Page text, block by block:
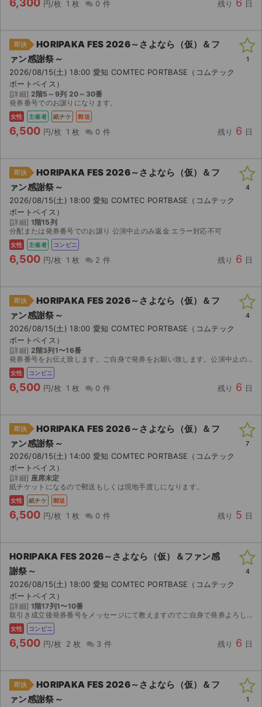
6,300 円/枚 1 枚 0 件 残り 6 日
即決
HORIPAKA FES 2026～さよなら（仮）＆フ
ァン感謝祭～
2026/08/15(土) 18:00 愛知 COMTEC PORTBASE（コムテック
ボートベイス）
[詳細] 2階5～9列 20～30番
発券番号でのお譲りになります。
女性 主催者 紙チケ 郵送
6,500 円/枚 1 枚 0 件 残り 6 日
1
即決
HORIPAKA FES 2026～さよなら（仮）＆フ
ァン感謝祭～
2026/08/15(土) 18:00 愛知 COMTEC PORTBASE（コムテック
ボートベイス）
[詳細] 1階15列
分配または発券番号でのお譲り 公演中止のみ返金 エラー対応不可
女性 主催者 コンビニ
6,500 円/枚 1 枚 2 件 残り 6 日
4
即決
HORIPAKA FES 2026～さよなら（仮）＆フ
ァン感謝祭～
2026/08/15(土) 18:00 愛知 COMTEC PORTBASE（コムテック
ボートベイス）
[詳細] 2階3列1〜16番
発券番号をお伝え致します。ご自身で発券をお願い致します。公演中止の際は手数料を引いた金額を返金致します。
女性 コンビニ
6,500 円/枚 1 枚 0 件 残り 6 日
4
即決
HORIPAKA FES 2026～さよなら（仮）＆フ
ァン感謝祭～
2026/08/15(土) 14:00 愛知 COMTEC PORTBASE（コムテック
ボートベイス）
[詳細] 座席未定
紙チケットになるので郵送もしくは現地手渡しになります。
女性 紙チケ 郵送
6,500 円/枚 1 枚 0 件 残り 5 日
7
HORIPAKA FES 2026～さよなら（仮）＆ファン感
謝祭～
2026/08/15(土) 18:00 愛知 COMTEC PORTBASE（コムテック
ボートベイス）
[詳細] 1階17列1〜10番
取引き成立後発券番号をメッセージにて教えますのでご自身で発券よろしくお願いします。 購入希望の方は即決に変更しますのでコメントよろしくお願いします。
女性 コンビニ
6,500 円/枚 2 枚 3 件 残り 6 日
4
即決
HORIPAKA FES 2026～さよなら（仮）＆フ
ァン感謝祭～
1